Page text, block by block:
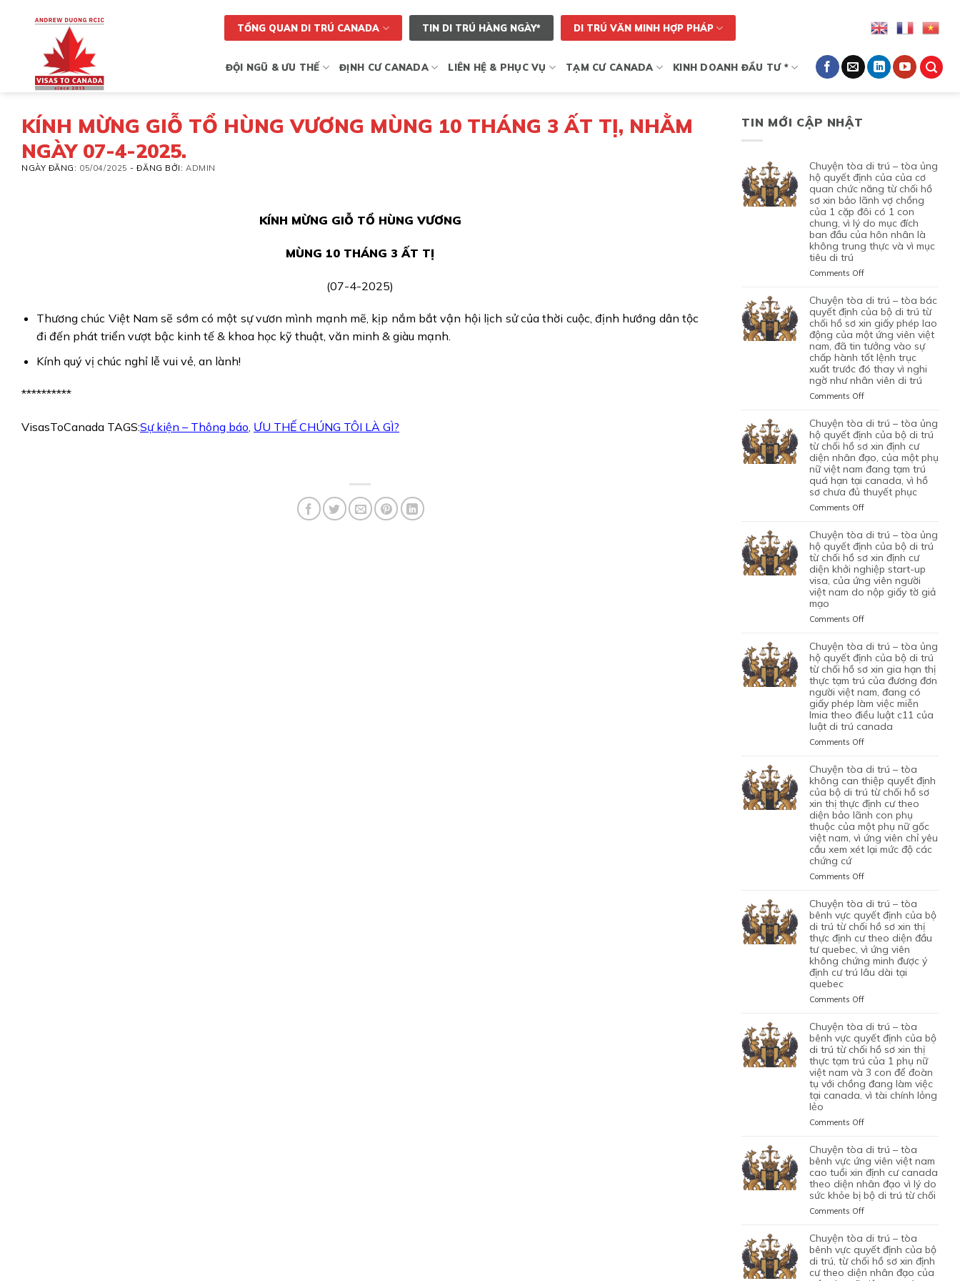
TỔNG QUAN DI TRÚ CANADA TIN DI TRÚ HÀNG NGÀY* DI TRÚ VĂN MINH HỢP PHÁP
ĐỘI NGŨ & ƯU THẾ ĐỊNH CƯ CANADA LIÊN HỆ & PHỤC VỤ TẠM CƯ CANADA KINH DOANH ĐẦU TƯ *
KÍNH MỪNG GIỖ TỔ HÙNG VƯƠNG MÙNG 10 THÁNG 3 ẤT TỊ, NHẰM
NGÀY 07-4-2025.
NGÀY ĐĂNG: 05/04/2025 -ĐĂNG BỞI:ADMIN
KÍNH MỪNG GIỖ TỔ HÙNG VƯƠNG
MÙNG 10 THÁNG 3 ẤT TỊ
(07-4-2025)
Thương chúc Việt Nam sẽ sớm có một sự vươn mình mạnh mẽ, kịp nắm bắt vận hội lịch sử của thời cuộc, định hướng dân tộc
đi đến phát triển vượt bậc kinh tế & khoa học kỹ thuật, văn minh & giàu mạnh.
Kính quý vị chúc nghỉ lễ vui vẻ, an lành!
**********
VisasToCanada TAGS:Sự kiện – Thông báo ƯU THẾ CHÚNG TÔI LÀ GÌ?
TIN MỚI CẬP NHẬT
chuyện tòa di trú – tòa ủng
hộ quyết định của của cơ
quan chức năng từ chối hồ
sơ xin bảo lãnh vợ chồng
của 1 cặp đôi có 1 con
chung, vì lý do mục đích
ban đầu của hôn nhân là
không trung thực và vì mục
tiêu di trú
Comments Offon
TÒA
DI
TRÚ
–
TÒA
ỦNG
HỘ
QUYẾT
ĐỊNH
CỦA
CƠ
QUAN
CHỨC
NĂNG
TỪ
CHỐI
HỒ
BẢO
LÃNH
VỢ
CHỒNG
CỦA
1
CON
CHUNG,
VÌ
LÝ
DO
MỤC
CỦA
HÔN
NHÂN
LÀ
KHÔNG
TRUNG
THỰC
VÀ
DI
TRÚ
chuyện tòa di trú – tòa bác
quyết định của bộ di trú từ
chối hồ sơ xin giấy phép lao
động của một ứng viên việt
nam, đã tin tưởng vào sự
chấp hành tốt lệnh trục
xuất trước đó thay vì nghi
ngờ như nhân viên di trú
Comments Offon
TÒA
DI
TRÚ
–
TÒA
BÁC
QUYẾT
ĐỊNH
DI
TRÚ
TỪ
CHỐI
HỒ
XIN
LAO
ĐỘNG
CỦA
MỘT
ỨNG
VIÊN
VIỆT
TƯỞNG
VÀO
SỰ
CHẤP
HÀNH
TỐT
LỆNH
TRỤC
THAY
VÌ
NGHI
NGỜ
NHƯ
NHÂN
VIÊN
chuyện tòa di trú – tòa ủng
hộ quyết định của bộ di trú
từ chối hồ sơ xin định cư
diện nhân đạo, của một phụ
nữ việt nam đang tạm trú
quá hạn tại canada, vì hồ
sơ chưa đủ thuyết phục
Comments Offon
TÒA
DI
TRÚ
–
TÒA
ỦNG
QUYẾT
BỘ
DI
TRÚ
TỪ
CHỐI
HỒ
SƠ
XIN
DIỆN
NHÂN
ĐẠO,
CỦA
MỘT
PHỤ
NỮ
NAM
TRÚ
QUÁ
HẠN
TẠI
CANADA,
VÌ
THUYẾT
PHỤC
chuyện tòa di trú – tòa ủng
hộ quyết định của bộ di trú
từ chối hồ sơ xin định cư
diện khởi nghiệp start-up
visa, của ứng viên người
việt nam do nộp giấy tờ giả
mạo
Comments Offon
TÒA
DI
TRÚ
–
TÒA
ỦNG
HỘ
QUYẾT
ĐỊNH
BỘ
DI
TRÚ
TỪ
CHỐI
HỒ
SƠ
XIN
CƯ
NGHIỆP
START-
UP
VISA,
CỦA
ỨNG
NGƯỜI
DO
NỘP
GIẤY
TỜ
GIẢ
MẠO
chuyện tòa di trú – tòa ủng
hộ quyết định của bộ di trú
từ chối hồ sơ xin gia hạn thị
thực tạm trú của đương đơn
người việt nam, đang có
giấy phép làm việc miễn
lmia theo điều luật c11 của
luật di trú canada
Comments Offon
TÒA
DI
TRÚ
–
TÒA
ỦNG
HỘ
QUYẾT
CỦA
DI
TRÚ
TỪ
CHỐI
HỒ
SƠ
XIN
HẠN
TẠM
TRÚ
CỦA
ĐƯƠNG
ĐƠN
NGƯỜI
NAM,
GIẤY
PHÉP
LÀM
VIỆC
MIỄN
ĐIỀU
LUẬT
C11
CỦA
chuyện tòa di trú – tòa
không can thiệp quyết định
của bộ di trú từ chối hồ sơ
xin thị thực định cư theo
diện bảo lãnh con phụ
thuộc của một phụ nữ gốc
việt nam, vì ứng viên chỉ yêu
cầu xem xét lại mức độ các
chứng cứ
Comments Offon
TÒA
DI
TRÚ
–
TÒA
KHÔNG
CAN
QUYẾT
CỦA
BỘ
DI
TRÚ
TỪ
CHỐI
HỒ
XIN
ĐỊNH
CƯ
THEO
DIỆN
BẢO
PHỤ
THUỘC
CỦA
MỘT
chuyện tòa di trú – tòa
bênh vực quyết định của bộ
di trú từ chối hồ sơ xin thị
thực định cư theo diện đầu
tư quebec, vì ứng viên
không chứng minh được ý
định cư trú lâu dài tại
quebec
Comments Offon
TÒA
DI
TRÚ
–
TÒA
BÊNH
VỰC
ĐỊNH
BỘ
DI
TRÚ
TỪ
CHỐI
THỊ
THỰC
ĐỊNH
CƯ
chuyện tòa di trú – tòa
bênh vực quyết định của bộ
di trú từ chối hồ sơ xin thị
thực tạm trú của 1 phụ nữ
việt nam và 3 con để đoàn
tụ với chồng đang làm việc
tại canada, vì tài chính lỏng
lẻo
Comments Offon
TÒA
DI
TRÚ
–
TÒA
BÊNH
ĐỊNH
CỦA
BỘ
chuyện tòa di trú – tòa
bênh vực ứng viên việt nam
cao tuổi xin định cư canada
theo diện nhân đạo vì lý do
sức khỏe bị bộ di trú từ chối
Comments Offon
TÒA
DI
TRÚ
–
chuyện tòa di trú – tòa
bênh vực quyết định của bộ
di trú, từ chối hồ sơ xin định
cư theo diện nhân đạo của